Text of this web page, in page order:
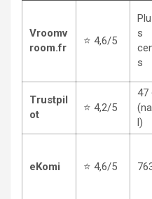
Vroomv
room.fr
⭐ 4,6/5
s
s
Trustpil
ot
⭐ 4,2/5
47
l)
eKomi ⭐ 4,6/5